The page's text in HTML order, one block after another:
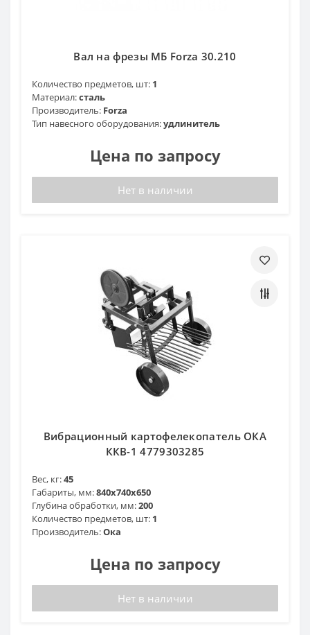
Вал на фрезы МБ Forza 30.210
Количество предметов, шт: 1
Материал:сталь
Производитель: Forza
Тип навесного оборудования:удлинитель
Цена по запросу
Нет в наличии
Вибрационный картофелекопатель ОКА
ККВ-1 4779303285
Вес, кг:45
Габариты, мм:840x740x650
Глубина обработки, мм:200
Количество предметов, шт: 1
Производитель:Ока
Цена по запросу
Нет в наличии